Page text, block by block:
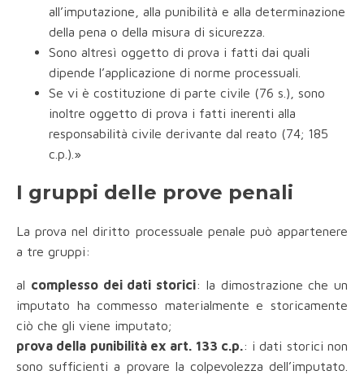
all’imputazione, alla punibilità e alla determinazione
della pena o della misura di sicurezza.
Sono altresì oggetto di prova i fatti dai quali
dipende l’applicazione di norme processuali.
Se vi è costituzione di parte civile (76 s.), sono
inoltre oggetto di prova i fatti inerenti alla
responsabilità civile derivante dal reato (74; 185
c.p.).»
I gruppi delle prove penali
La prova nel diritto processuale penale può appartenere
a tre gruppi:
al complesso dei dati storici: la dimostrazione che un
imputato ha commesso materialmente e storicamente
ciò che gli viene imputato;
prova della punibilità ex art. 133 c.p.: i dati storici non
sono sufficienti a provare la colpevolezza dell’imputato.